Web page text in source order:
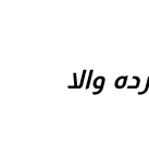
والا